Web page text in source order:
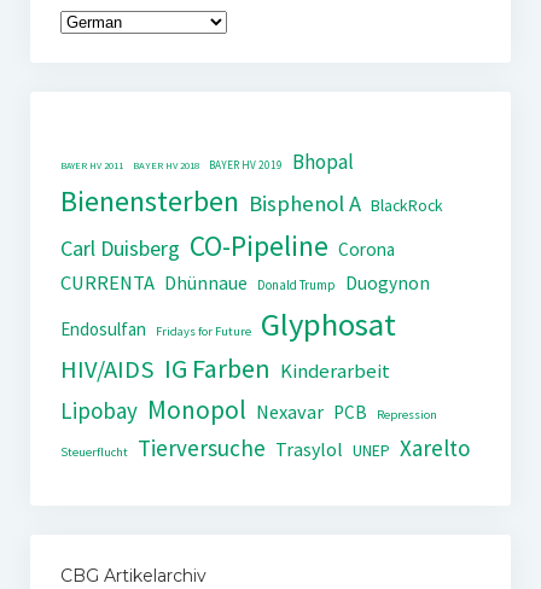
BAYER HV 2011 BAYER HV 2018 BAYER HV 2019 Bhopal
Bienensterben Bisphenol A BlackRock
Carl Duisberg CO-Pipeline Corona
CURRENTA Dhünnaue Donald Trump
Duogynon
Endosulfan
Fridays for Future Glyphosat
HIV/AIDS IG Farben Kinderarbeit
Lipobay Monopol Nexavar PCB Repression
Steuerflucht Tierversuche Trasylol UNEP Xarelto
CBG Artikelarchiv